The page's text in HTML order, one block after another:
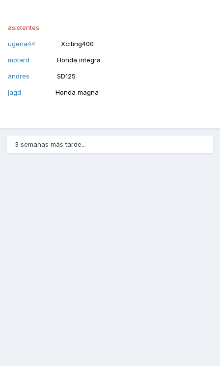
asistentes:
ugena44 Xciting400
motard Honda integra
andres SD125
jagd Honda magna
3 semanas más tarde...